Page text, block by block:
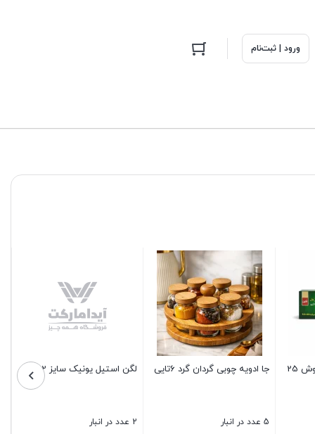
ورود | ثبت‌نام
ظرف رایزر مهره دار 5 پارچه
2003
9 عدد در انبار
390,000 تومان
30 عدد در انبار